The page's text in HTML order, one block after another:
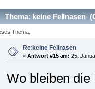
Thema: keine Fellnasen
Thema.
Re:keine Fellnasen
« Antwort #15 am: 25.
Wo bleiben